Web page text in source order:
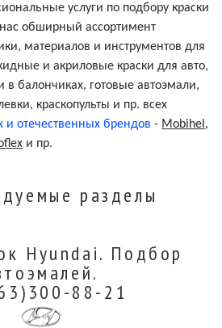
услуги по подбору краски
обширный ассортимент
материалов и инструментов для
и акриловые краски для авто,
в балончиках, готовые автоэмали,
краскопульты и пр. всех
и отечественных брендов - Mobihel ,
и пр.
разделы
Hyundai. Подбор
88-21